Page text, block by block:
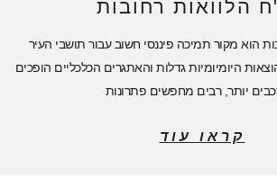
הלוואות רחובות
הוא מקור תמיכה פיננסי חשוב עבור תושבי העיר
היומיומיות גדלות והאתגרים הכלכליים הופכים
יותר, רבים מחפשים פתרונות
קראו עוד